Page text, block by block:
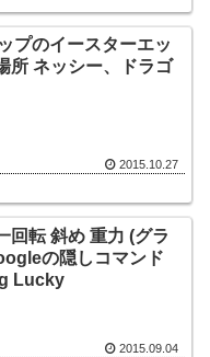
プのイースターエッ
所 ネッシー、ドラゴ
2015.10.27
回転 斜め 重力 (グラ
の隠しコマンド
Lucky
2015.09.04